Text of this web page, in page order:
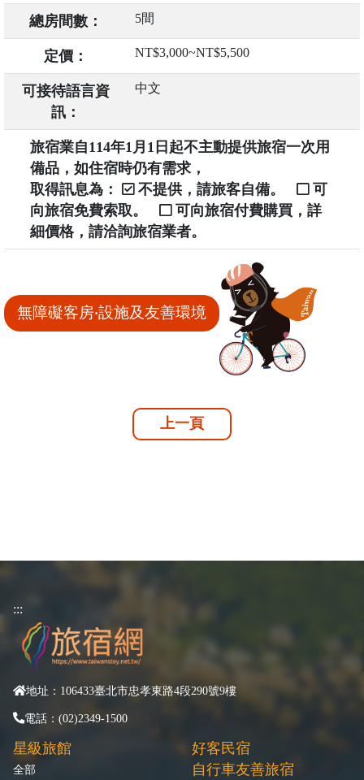
總房間數： 5間
定價： NT$3,000~NT$5,500
可接待語言資
訊：
中文
旅宿業自114年1月1日起不主動提供旅宿一次用
備品，如住宿時仍有需求，
取得訊息為：
不提供，請旅客自備。
可
向旅宿免費索取。
可向旅宿付費購買，詳
細價格，請洽詢旅宿業者。
無障礙客房‧設施及友善環境
上一頁
:::
地址：106433臺北市忠孝東路4段290號9樓
電話：(02)2349-1500
星級旅館
全部
好客民宿
自行車友善旅宿